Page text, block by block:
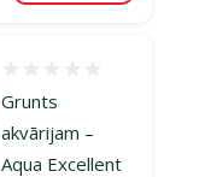
Grunts
akvārijam –
Aqua Excellent